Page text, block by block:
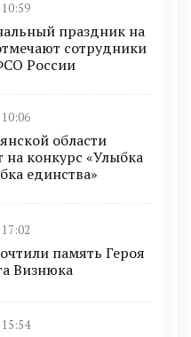
10:59
праздник на
сотрудники
России
10:06
области
конкурс «Улыбка
единства»
память Героя
Визнюка
15:54